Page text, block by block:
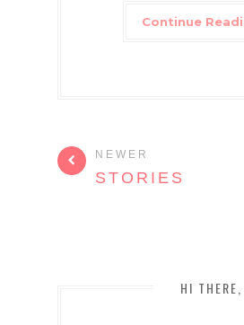
Continue
NEWER
STORIES
HI